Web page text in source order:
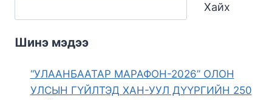
Хайх
Шинэ мэдээ
“УЛААНБААТАР МАРАФОН-2026” ОЛОН
УЛСЫН ГҮЙЛТЭД ХАН-УУЛ ДҮҮРГИЙН 250